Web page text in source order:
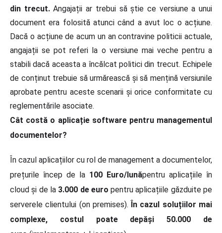
din trecut.Angajații ar trebui să știe ce versiune a unui
document era folosită atunci când a avut loc o acțiune.
Dacă o acțiune de acum un an contravine politicii actuale,
angajații se pot referi la o versiune mai veche pentru a
stabili dacă aceasta a încălcat politici din trecut. Echipele
de conținut trebuie să urmărească și să mențină versiunile
aprobate pentru aceste scenarii și orice conformitate cu
reglementările asociate.
Cât costă o aplicație software pentru managementul
documentelor?
În cazul aplicațiilor cu rol de management a documentelor,
prețurile încep de la 100 Euro/lunăpentru aplicațiile în
cloud și de la 3.000 de euro pentru aplicațiile găzduite pe
serverele clientului (on premises). În cazul soluțiilor mai
complexe, costul poate depăși 50.000 de